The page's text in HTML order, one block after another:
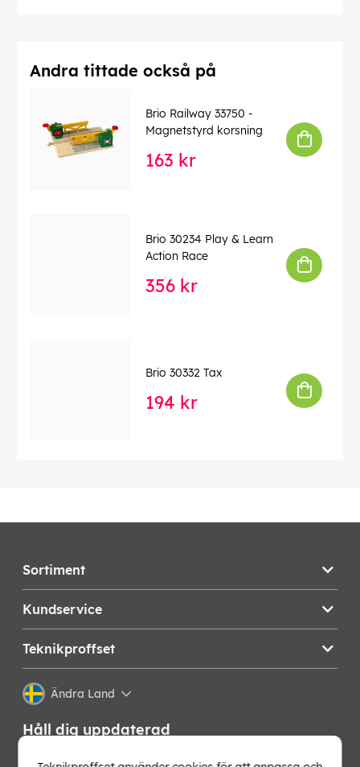
Andra tittade också på
Brio Railway 33750 -
Magnetstyrd korsning
163 kr
Brio 30234 Play & Learn
Action Race
356 kr
Brio 30332 Tax
194 kr
Sortiment
Kundservice
Teknikproffset
Ändra Land
Håll dig uppdaterad
Få de senaste nyheterna, hetaste erbjudandena och